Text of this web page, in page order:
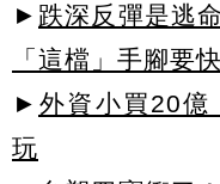
► 跌深反彈是逃
「這檔」手腳要快
► 外資小買20億
玩